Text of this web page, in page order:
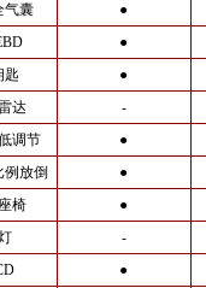
气囊
●
●
匙
●
达
-
调节
●
例放倒
●
椅
●
-
●